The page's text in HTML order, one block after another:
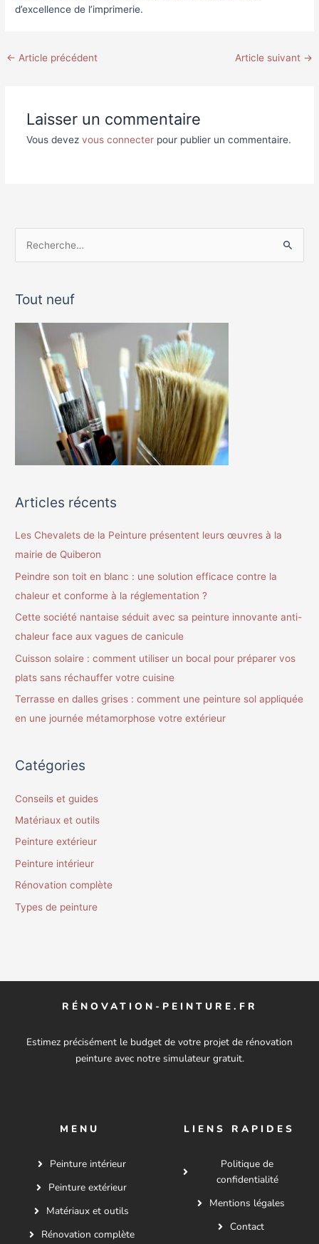
d’excellence de l’imprimerie.
← Article précédent Article suivant →
Laisser un commentaire
Vous devez vous connecterpour publier un commentaire.
h
e
Tout neuf
Articles récents
Les Chevalets de la Peinture présentent leurs œuvres à la
mairie de Quiberon
Peindre son toit en blanc : une solution efficace contre la
chaleur et conforme à la réglementation ?
Cette société nantaise séduit avec sa peinture innovante anti-
chaleur face aux vagues de canicule
Cuisson solaire : comment utiliser un bocal pour préparer vos
plats sans réchauffer votre cuisine
Terrasse en dalles grises : comment une peinture sol appliquée
en une journée métamorphose votre extérieur
Catégories
Conseils et guides
Matériaux et outils
Peinture extérieur
Peinture intérieur
Rénovation complète
Types de peinture
RÉNOVATION-PEINTURE.FR
Estimez précisément le budget de votre projet de rénovation
peinture avec notre simulateur gratuit.
MENU
Peinture intérieur
Peinture extérieur
Matériaux et outils
Rénovation complète
LIENS RAPIDES
Politique de
confidentialité
Mentions légales
Contact